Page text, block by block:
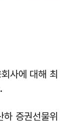
사에 대해 최
증권선물위